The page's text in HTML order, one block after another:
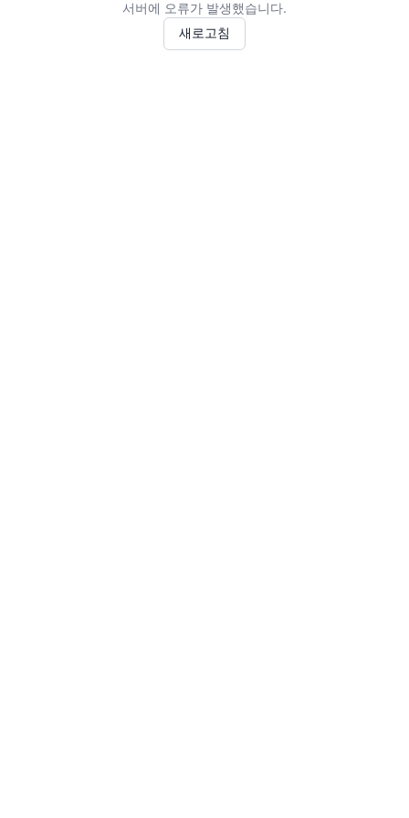
서버에 오류가 발생했습니다.
새로고침